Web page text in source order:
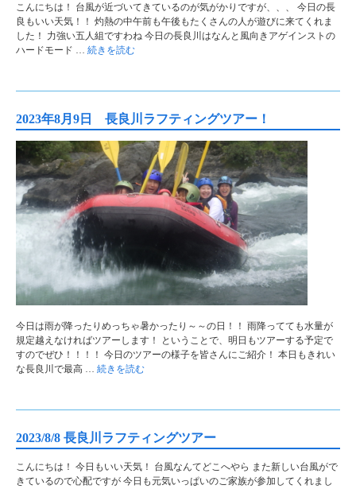
こんにちは！ 台風が近づいてきているのが気がかりですが、、、 今日の長
良もいい天気！！ 灼熱の中午前も午後もたくさんの人が遊びに来てくれま
した！ 力強い五人組ですわね 今日の長良川はなんと風向きアゲインストの
ハードモード … 続きを読む
2023年8月9日 長良川ラフティングツアー！
今日は雨が降ったりめっちゃ暑かったり～～の日！！ 雨降ってても水量が
規定越えなければツアーします！ ということで、明日もツアーする予定で
すのでぜひ！！！！ 今日のツアーの様子を皆さんにご紹介！ 本日もきれい
な長良川で最高 … 続きを読む
2023/8/8 長良川ラフティングツアー
こんにちは！ 今日もいい天気！ 台風なんてどこへやら また新しい台風がで
きているので心配ですが 今日も元気いっぱいのご家族が参加してくれまし